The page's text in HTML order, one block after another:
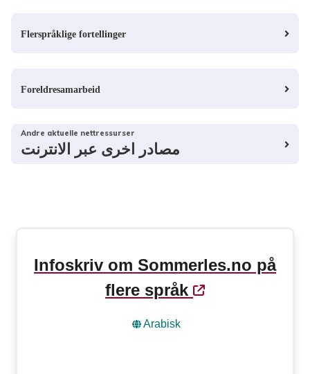
Flerspråklige fortellinger
Foreldresamarbeid
Andre aktuelle nettressurser
مصادر اخرى عبر الانترنت
Infoskriv om Sommerles.no på
flere språk
Arabisk